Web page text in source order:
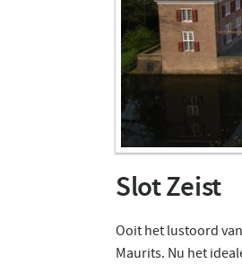
Slot Zeist
Ooit het lustoord
Maurits. Nu het